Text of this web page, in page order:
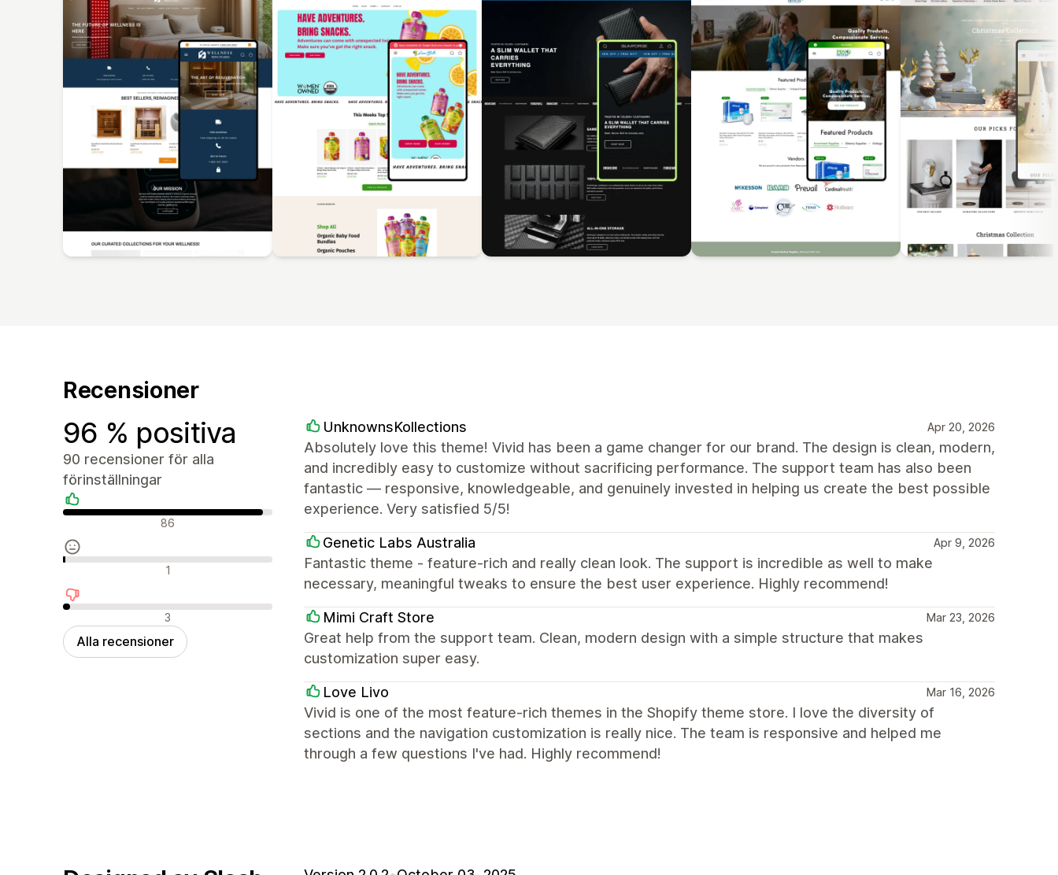
Recensioner
96 % positiva
90 recensioner för alla
förinställningar
Positiva recensioner
86
Neutrala recensioner
1
Negativa recensioner
3
Alla recensioner
UnknownsKollections Apr 20, 2026
Absolutely love this theme! Vivid has been a game changer for our brand. The design is clean, modern,
and incredibly easy to customize without sacrificing performance. The support team has also been
fantastic — responsive, knowledgeable, and genuinely invested in helping us create the best possible
experience. Very satisfied 5/5!
Genetic Labs Australia Apr 9, 2026
Fantastic theme - feature-rich and really clean look. The support is incredible as well to make
necessary, meaningful tweaks to ensure the best user experience. Highly recommend!
Mimi Craft Store Mar 23, 2026
Great help from the support team. Clean, modern design with a simple structure that makes
customization super easy.
Love Livo Mar 16, 2026
Vivid is one of the most feature-rich themes in the Shopify theme store. I love the diversity of
sections and the navigation customization is really nice. The team is responsive and helped me
through a few questions I've had. Highly recommend!